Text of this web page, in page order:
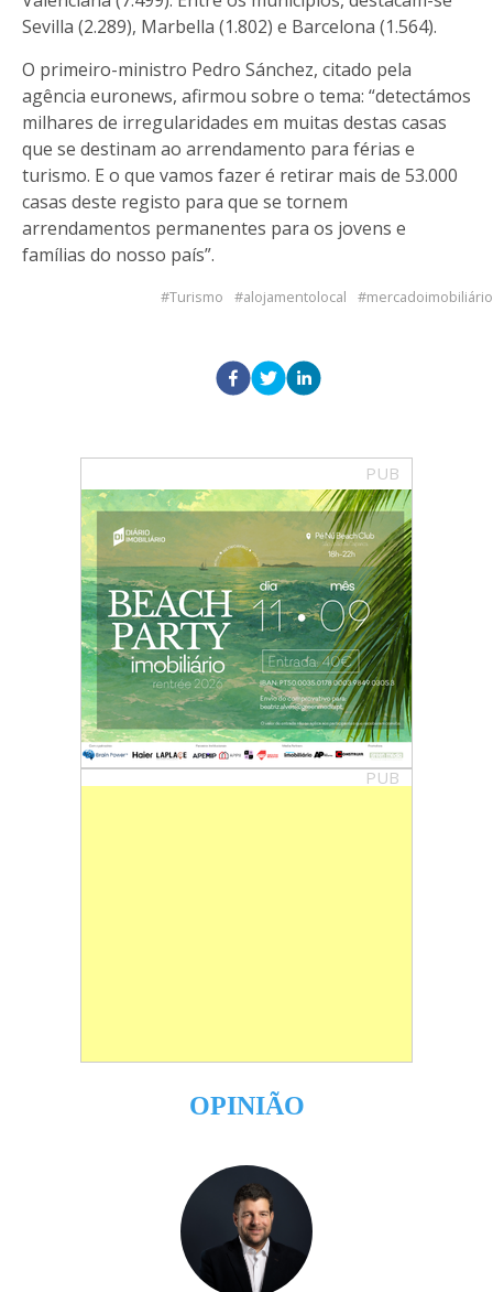
Sevilla (2.289), Marbella (1.802) e Barcelona (1.564).
O primeiro-ministro Pedro Sánchez, citado pela
agência euronews, afirmou sobre o tema: “detectámos
milhares de irregularidades em muitas destas casas
que se destinam ao arrendamento para férias e
turismo. E o que vamos fazer é retirar mais de 53.000
casas deste registo para que se tornem
arrendamentos permanentes para os jovens e
famílias do nosso país”.
Turismo alojamentolocal mercadoimobiliário
PUB
PUB
OPINIÃO